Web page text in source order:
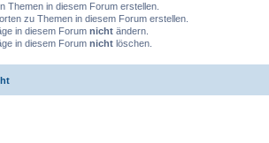
Themen in diesem Forum erstellen.
zu Themen in diesem Forum erstellen.
in diesem Forum nicht ändern.
in diesem Forum nicht löschen.